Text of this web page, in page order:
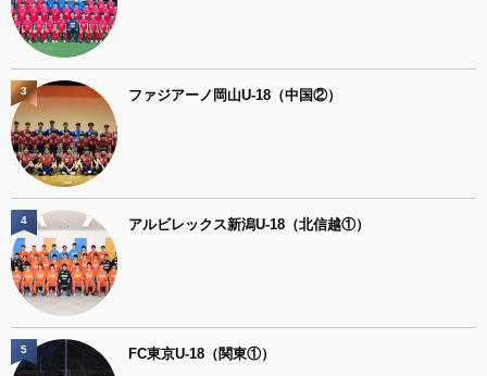
ファジアーノ岡山U-18（中国②）
3
アルビレックス新潟U-18（北信越①）
4
FC東京U-18（関東①）
5